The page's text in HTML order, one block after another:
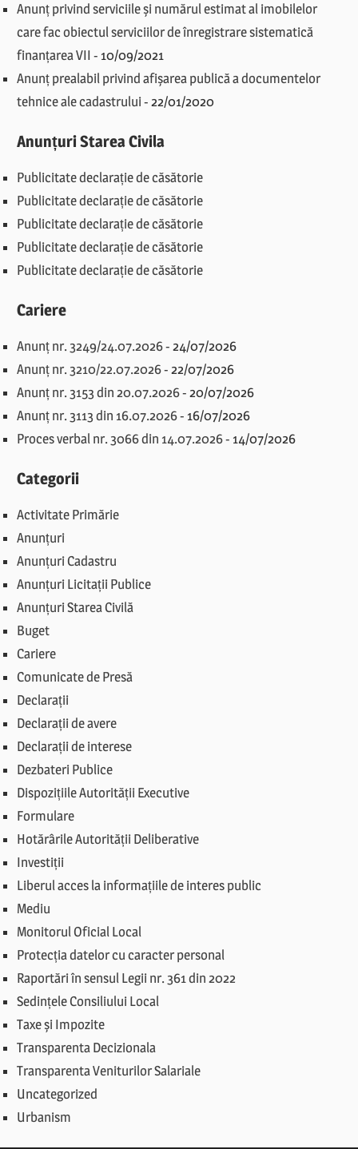
Anunț privind serviciile și numărul estimat al imobilelor
care fac obiectul serviciilor de înregistrare sistematică
finanțarea VII - 10/09/2021
Anunț prealabil privind afișarea publică a documentelor
tehnice ale cadastrului-22/01/2020
Anunțuri Starea Civila
Publicitate declarație de căsătorie
Publicitate declarație de căsătorie
Publicitate declarație de căsătorie
Publicitate declarație de căsătorie
Publicitate declarație de căsătorie
Cariere
Anunț nr. 3249/24.07.2026-24/07/2026
Anunț nr. 3210/22.07.2026-22/07/2026
Anunț nr. 3153 din 20.07.2026-20/07/2026
Anunț nr. 3113 din 16.07.2026- 16/07/2026
Proces verbal nr. 3066 din 14.07.2026- 14/07/2026
Categorii
Activitate Primărie
Anunțuri
Anunțuri Cadastru
Anunțuri Licitații Publice
Anunțuri Starea Civilă
Buget
Cariere
Comunicate de Presă
Declarații
Declarații de avere
Declarații de interese
Dezbateri Publice
Dispozițiile Autorității Executive
Formulare
Hotărârile Autorității Deliberative
Investiții
Liberul acces la informațiile de interes public
Mediu
Monitorul Oficial Local
Protecția datelor cu caracter personal
Raportări în sensul Legii nr. 361 din 2022
Sedințele Consiliului Local
Taxe și Impozite
Transparenta Decizionala
Transparenta Veniturilor Salariale
Uncategorized
Urbanism